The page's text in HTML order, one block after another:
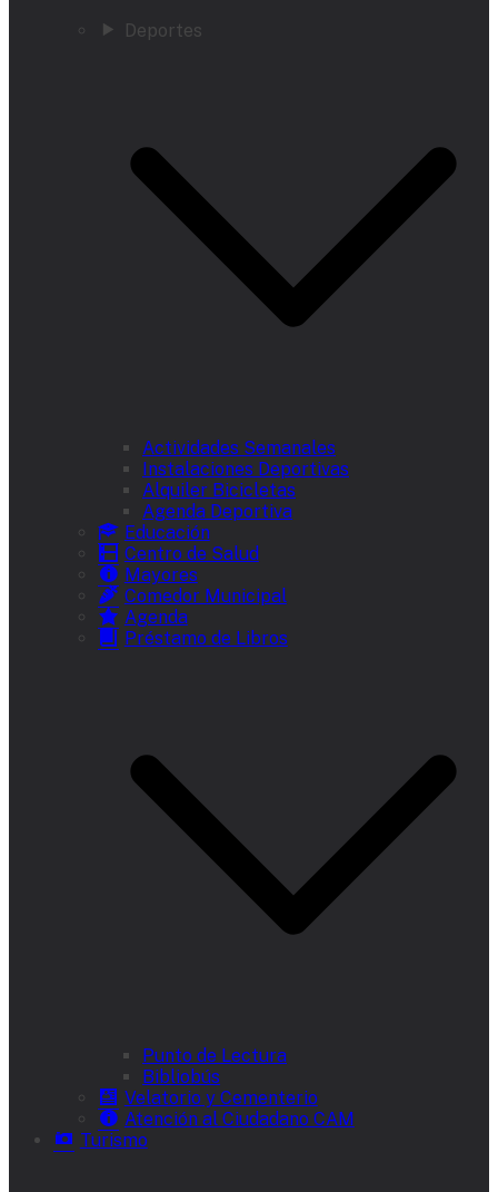
Deportes
Actividades Semanales
Instalaciones Deportivas
Alquiler Bicicletas
Agenda Deportiva
Educación
Centro de Salud
Mayores
Comedor Municipal
Agenda
Préstamo de Libros
Punto de Lectura
Bibliobús
Velatorio y Cementerio
Atención al Ciudadano CAM
Turismo